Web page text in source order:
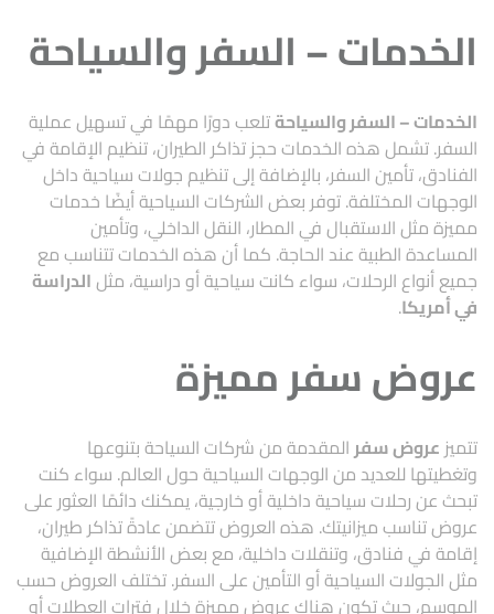
الخدمات – السفر والسياحة
الخدمات –السفر والسياحةتلعب دورًا مهمًا في تسهيل عملية
السفر. تشمل هذه الخدمات حجز تذاكر الطيران، تنظيم الإقامة في
الفنادق، تأمين السفر، بالإضافة إلى تنظيم جولات سياحية داخل
الوجهات المختلفة. توفر بعض الشركات السياحية أيضًا خدمات
مميزة مثل الاستقبال في المطار، النقل الداخلي، وتأمين
المساعدة الطبية عند الحاجة. كما أن هذه الخدمات تتناسب مع
جميع أنواع الرحلات، سواء كانت سياحية أو دراسية، مثلالدراسة
في أمريكا.
عروض سفر مميزة
تتميزعروض سفرالمقدمة من شركات السياحة بتنوعها
وتغطيتها للعديد من الوجهات السياحية حول العالم. سواء كنت
تبحث عن رحلات سياحية داخلية أو خارجية، يمكنك دائمًا العثور على
عروض تناسب ميزانيتك. هذه العروض تتضمن عادةً تذاكر طيران،
إقامة في فنادق، وتنقلات داخلية، مع بعض الأنشطة الإضافية
مثل الجولات السياحية أو التأمين على السفر. تختلف العروض حسب
الموسم، حيث تكون هناك عروض مميزة خلال فترات العطلات أو